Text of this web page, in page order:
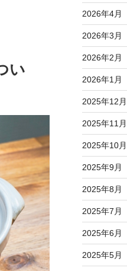
い
2026年4月
2026年3月
2026年2月
2026年1月
2025年12月
2025年11月
2025年10月
2025年9月
2025年8月
2025年7月
2025年6月
2025年5月